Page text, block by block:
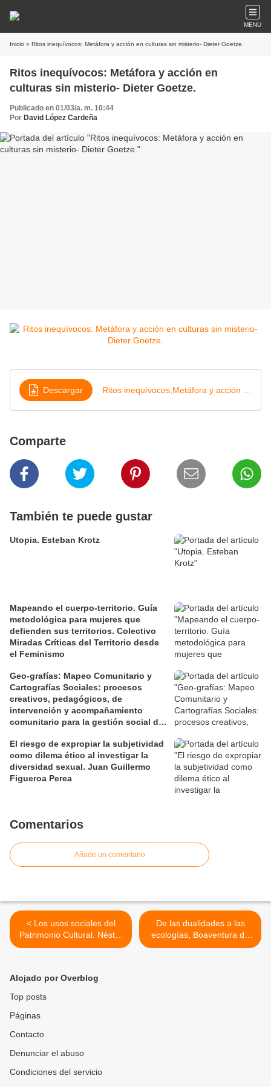
MENU
Inicio » Ritos inequívocos: Metáfora y acción en culturas sin misterio- Dieter Goetze.
Ritos inequívocos: Metáfora y acción en
culturas sin misterio- Dieter Goetze.
Publicado en 01/03/a. m. 10:44
Por David López Cardeña
Descargar
Comparte
También te puede gustar
Utopia. Esteban Krotz
Mapeando el cuerpo-territorio. Guía
metodológica para mujeres que
defienden sus territorios. Colectivo
Miradas Críticas del Territorio desde
el Feminismo
Geo-grafías: Mapeo Comunitario y
Cartografías Sociales: procesos
creativos, pedagógicos, de
intervención y acompañamiento
comunitario para la gestión social de
El riesgo de expropiar la subjetividad
como dilema ético al investigar la
diversidad sexual. Juan Guillermo
Figueroa Perea
Comentarios
Añade un comentario
< Los usos sociales del
Patrimonio Cultural. Néstor
García Canclini.
De las dualidades a las
ecologías, Boaventura de
Sousa Santos. >
Alojado por Overblog
Top posts
Páginas
Contacto
Denunciar el abuso
Condiciones del servicio